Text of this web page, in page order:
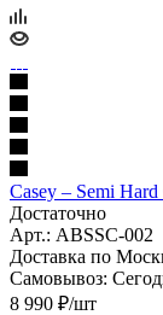
Casey – Semi Hard
Достаточно
Арт.: ABSSC-002
Доставка по
Самовывоз:
8 990 ₽/шт